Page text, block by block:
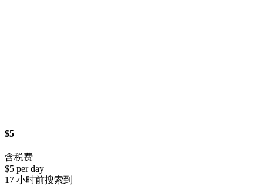
$5
含税费
$5 per day
17 小时前搜索到